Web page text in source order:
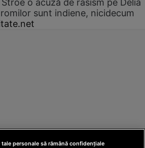
sunt indiene, nicidecum
tale personale să rămână confidențiale